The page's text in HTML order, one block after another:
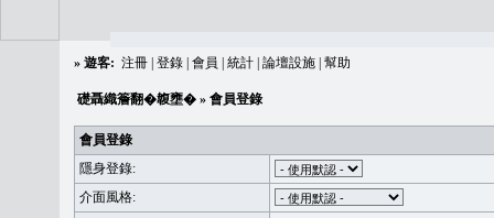
» 遊客: 注冊 登錄 會員 統計 論壇設施 幫助
礎聶織簷翻�䪖壅� » 會員登錄
會員登錄
隱身登錄:
介面風格: